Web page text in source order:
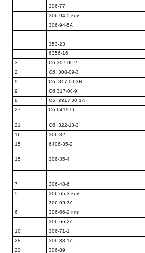
306-77
306-94-5 или
306-94-5А
353-23
6356-16
3
Сб 307-00-2
2
Сб. 308-09-3
9
Сб. 317-00-3B
9
Сб 317-00-9
9
Сб. 3317-00-1А
27
Сб 6419-06
21
Сб. 322-13-3
16
306-32
15
6406-35-2
15
306-35-4
7
306-48-6
5
306-65-3 или
306-65-3A
6
306-66-2 или
306-66-2А
10
306-71-1
28
306-83-1А
23
306-89